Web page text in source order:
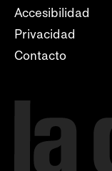
Accesibilidad
Privacidad
Contacto